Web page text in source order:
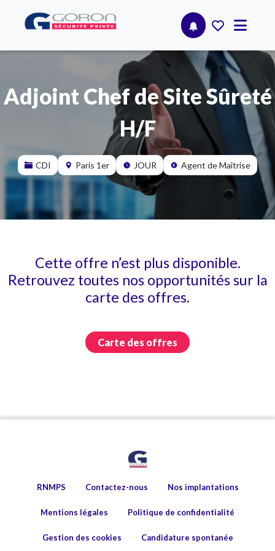
Adjoint Chef de Site Sûreté
H/F
CDI Paris 1er JOUR Agent de Maîtrise
Cette offre n’est plus disponible.
Retrouvez toutes nos opportunités sur la
carte des offres.
Carte des offres
RNMPS Contactez-nous Nos implantations
Mentions légales Politique de confidentialité
Gestion des cookies Candidature spontanée